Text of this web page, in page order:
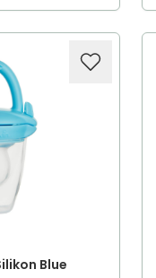
Blue